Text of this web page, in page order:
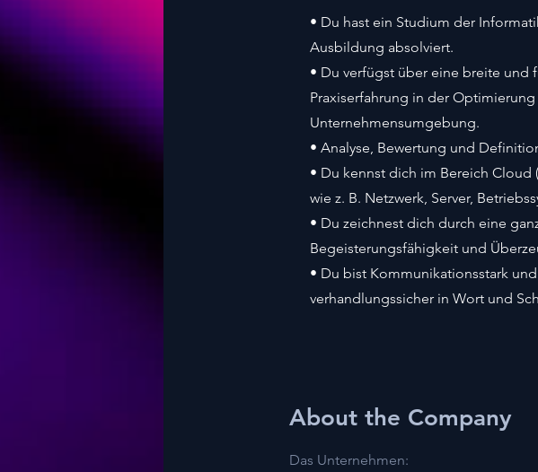
• Du hast ein Studium der
Ausbildung absolviert.
• Du verfügst über eine breite und
Praxiserfahrung in der
Unternehmensumgebung.
• Analyse, Bewertung und
• Du kennst dich im Bereich Cloud
wie z. B. Netzwerk, Server,
• Du zeichnest dich durch eine
Begeisterungsfähigkeit und
• Du bist Kommunikationsstark
verhandlungssicher in Wort und
About the Company
Das Unternehmen: